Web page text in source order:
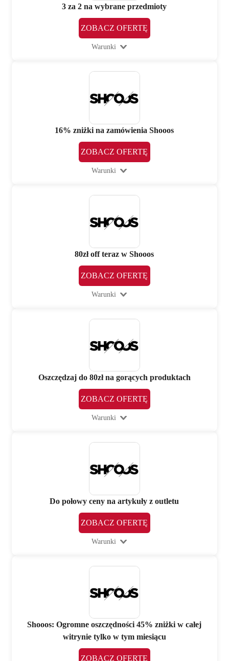
3 za 2 na wybrane przedmioty
ZOBACZ OFERTĘ
Warunki
16% zniżki na zamówienia Shooos
ZOBACZ OFERTĘ
Warunki
80zł off teraz w Shooos
ZOBACZ OFERTĘ
Warunki
Oszczędzaj do 80zł na gorących produktach
ZOBACZ OFERTĘ
Warunki
Do połowy ceny na artykuły z outletu
ZOBACZ OFERTĘ
Warunki
Shooos: Ogromne oszczędności 45% zniżki w całej
witrynie tylko w tym miesiącu
ZOBACZ OFERTĘ